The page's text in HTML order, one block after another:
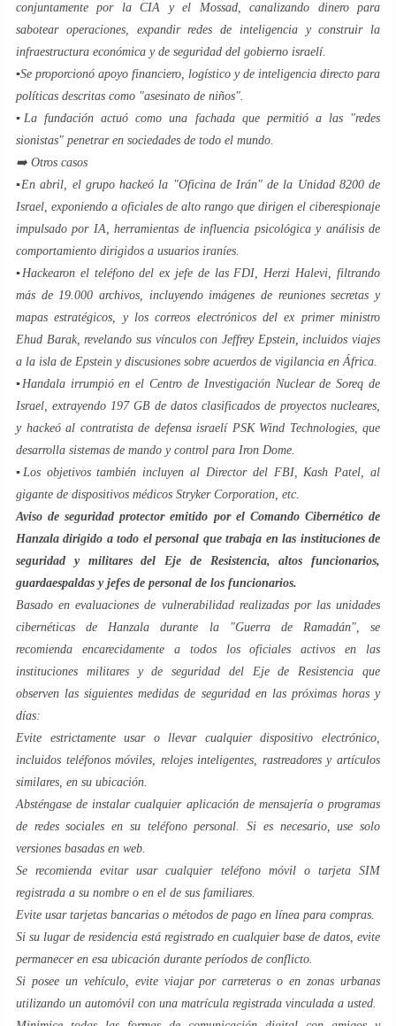
conjuntamente por la CIA y el Mossad, canalizando dinero para
sabotear operaciones, expandir redes de inteligencia y construir la
infraestructura económica y de seguridad del gobierno israelí.
▪️Se proporcionó apoyo financiero, logístico y de inteligencia directo para
políticas descritas como "asesinato de niños".
▪️La fundación actuó como una fachada que permitió a las "redes
sionistas" penetrar en sociedades de todo el mundo.
➡️ Otros casos
▪️En abril, el grupo hackeó la "Oficina de Irán" de la Unidad 8200 de
Israel, exponiendo a oficiales de alto rango que dirigen el ciberespionaje
impulsado por IA, herramientas de influencia psicológica y análisis de
comportamiento dirigidos a usuarios iraníes.
▪️Hackearon el teléfono del ex jefe de las FDI, Herzi Halevi, filtrando
más de 19.000 archivos, incluyendo imágenes de reuniones secretas y
mapas estratégicos, y los correos electrónicos del ex primer ministro
Ehud Barak, revelando sus vínculos con Jeffrey Epstein, incluidos viajes
a la isla de Epstein y discusiones sobre acuerdos de vigilancia en África.
▪️Handala irrumpió en el Centro de Investigación Nuclear de Soreq de
Israel, extrayendo 197 GB de datos clasificados de proyectos nucleares,
y hackeó al contratista de defensa israelí PSK Wind Technologies, que
desarrolla sistemas de mando y control para Iron Dome.
▪️Los objetivos también incluyen al Director del FBI, Kash Patel, al
gigante de dispositivos médicos Stryker Corporation, etc.
Aviso de seguridad protector emitido por el Comando Cibernético de
Hanzala dirigido a todo el personal que trabaja en las instituciones de
seguridad y militares del Eje de Resistencia, altos funcionarios,
guardaespaldas y jefes de personal de los funcionarios.
Basado en evaluaciones de vulnerabilidad realizadas por las unidades
cibernéticas de Hanzala durante la "Guerra de Ramadán", se
recomienda encarecidamente a todos los oficiales activos en las
instituciones militares y de seguridad del Eje de Resistencia que
observen las siguientes medidas de seguridad en las próximas horas y
días:
Evite estrictamente usar o llevar cualquier dispositivo electrónico,
incluidos teléfonos móviles, relojes inteligentes, rastreadores y artículos
similares, en su ubicación.
Absténgase de instalar cualquier aplicación de mensajería o programas
de redes sociales en su teléfono personal. Si es necesario, use solo
versiones basadas en web.
Se recomienda evitar usar cualquier teléfono móvil o tarjeta SIM
registrada a su nombre o en el de sus familiares.
Evite usar tarjetas bancarias o métodos de pago en línea para compras.
Si su lugar de residencia está registrado en cualquier base de datos, evite
permanecer en esa ubicación durante períodos de conflicto.
Si posee un vehículo, evite viajar por carreteras o en zonas urbanas
utilizando un automóvil con una matrícula registrada vinculada a usted.